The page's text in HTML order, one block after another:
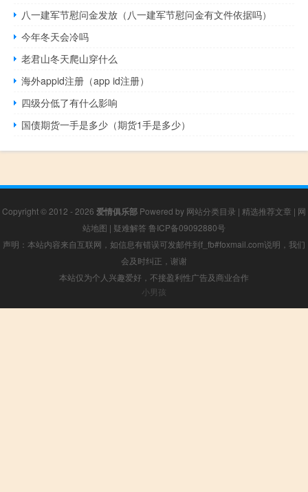
八一建军节慰问金发放（八一建军节慰问金有文件依据吗）
今年冬天会冷吗
老君山冬天爬山穿什么
海外appid注册（app id注册）
四级分低了有什么影响
国债期货一手是多少（期货1手是多少）
Copyright © 2012 - 2026 爱情俱乐部 Powered by 网站分类目录 | 精选推荐文章 | 网
站地图 | 疑难解答 鲁ICP备09092880号
声明：本站内容来自互联网，如信息有错误可发邮件到f_fb#foxmail.com说明，我们
会及时纠正，谢谢
本站仅为个人兴趣爱好，不接盈利性广告及商业合作
小男孩